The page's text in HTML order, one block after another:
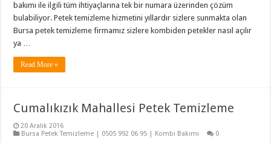
bakımı ile ilgili tüm ihtiyaçlarına tek bir numara üzerinden çözüm
bulabiliyor. Petek temizleme hizmetini yıllardır sizlere sunmakta olan
Bursa petek temizleme firmamız sizlere kombiden petekler nasıl açılır
ya …
Read More »
Cumalıkızık Mahallesi Petek Temizleme
20 Aralık 2016
Bursa Petek Temizleme | 0505 992 06 95 | Kombi Bakımı
0